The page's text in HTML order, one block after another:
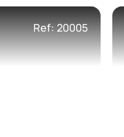
Ref: 20005